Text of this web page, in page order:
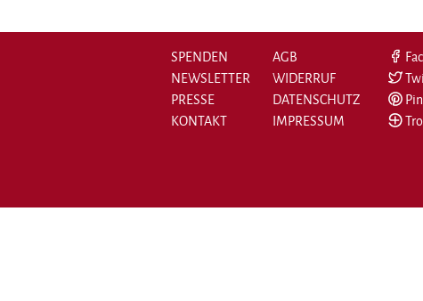
SPENDEN
NEWSLETTER
PRESSE
KONTAKT
AGB
WIDERRUF
DATENSCHUTZ
IMPRESSUM